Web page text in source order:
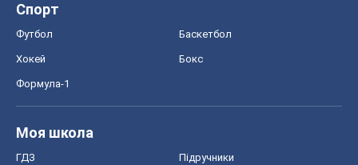
Спорт
Футбол Баскетбол
Хокей Бокс
Формула-1
Моя школа
ГДЗ Підручники